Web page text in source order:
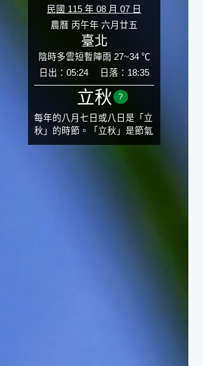
民國 115 年 08 月 07 日
農曆 丙午年 六月廿五
臺北
陰時多雲短暫陣雨 27~34 ℃
日出：05:24
日落：18:35
立秋 ?
每年的八月七日或八日是「立
秋」的時節。「立秋」是節氣
邁入秋涼的先聲，表示酷熱難